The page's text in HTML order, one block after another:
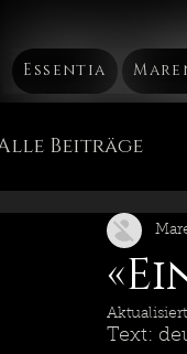
Essentia
Beiträge
Mütterchen
Die Chakren
Text: